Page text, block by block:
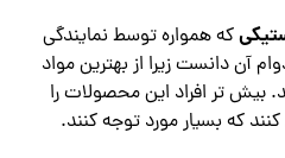
که همواره توسط نمایندگی
آن دانست زیرا از بهترین مواد
بیش تر افراد این محصولات را
که بسیار مورد توجه کنند.